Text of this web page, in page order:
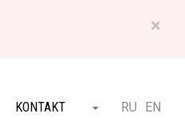
×
KONTAKT Otsi ET
RU EN